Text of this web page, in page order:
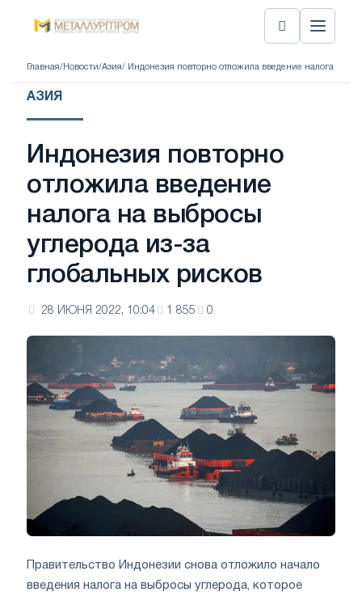
Главная/ Новости/Азия/ Индонезия повторно отложила введение налога на
АЗИЯ
Индонезия повторно
отложила введение
налога на выбросы
углерода из-за
глобальных рисков
28 ИЮНЯ 2022, 10:04 1 855 0
Правительство Индонезии снова отложило начало
введения налога на выбросы углерода, которое